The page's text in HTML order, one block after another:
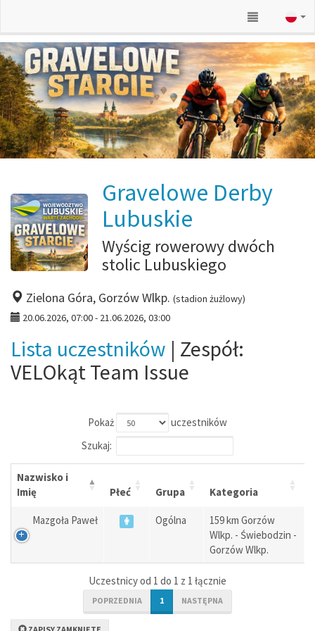
Gravelowe Derby
Lubuskie
Wyścig rowerowy dwóch
stolic Lubuskiego
Zielona Góra, Gorzów Wlkp. (stadion żużlowy)
20.06.2026, 07:00 - 21.06.2026, 03:00
Lista uczestników | Zespół:
VELOkąt Team Issue
Pokaż
uczestników
Szukaj:
Nazwisko i
Imię
Płeć Grupa Kategoria
Mazgoła Paweł Ogólna
159 km Gorzów
Wlkp. - Świebodzin -
Gorzów Wlkp.
Uczestnicy od 1 do 1 z 1 łącznie
POPRZEDNIA 1 NASTĘPNA